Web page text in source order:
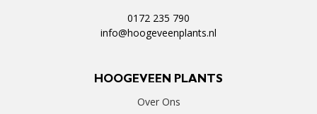
0172 235 790
info@hoogeveenplants.nl
HOOGEVEEN PLANTS
Over Ons